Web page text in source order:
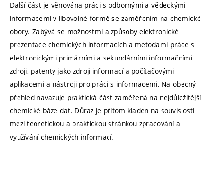
Další část je věnována práci s odbornými a vědeckými
informacemi v libovolné formě se zaměřením na chemické
obory. Zabývá se možnostmi a způsoby elektronické
prezentace chemických informacích a metodami práce s
elektronickými primárními a sekundárními informačními
zdroji, patenty jako zdroji informací a počítačovými
aplikacemi a nástroji pro práci s informacemi. Na obecný
přehled navazuje praktická část zaměřená na nejdůležitější
chemické báze dat. Důraz je přitom kladen na souvislosti
mezi teoretickou a praktickou stránkou zpracování a
využívání chemických informací.